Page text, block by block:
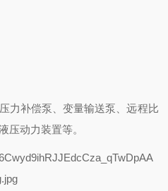
力补偿泵、变量输送泵、远程比
压动力装置等。